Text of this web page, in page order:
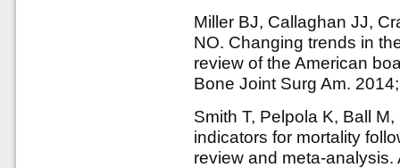
Miller BJ, Callaghan JJ,
NO. Changing trends in
review of the American
Bone Joint Surg Am.
Smith T, Pelpola K, Ball
indicators for mortality
review and meta-